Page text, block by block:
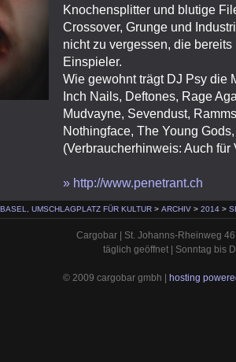
Knochensplitter und blutige
Crossover, Grunge und
nicht zu vergessen, die
Einspieler.
Wie gewohnt trägt DJ Psy die
Inch Nails, Deftones, Rage
Mudvayne, Sevendust,
Nothingface, The Young
(Verbraucherhinweis: Auch
» http://www.penetrant.ch
UMSCHLAGPLATZ FÜR KULTUR > ARCHIV > 2014 >
Cargobar | St. Johanns-Rheinweg
täglich geöffnet | Sonntag bis
© 2009 cargobar gmbh | hosting